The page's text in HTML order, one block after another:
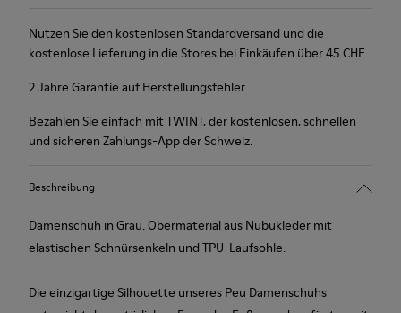
Nutzen Sie den kostenlosen Standardversand und die
kostenlose Lieferung in die Stores bei Einkäufen über 45 CHF
2 Jahre Garantie auf Herstellungsfehler.
Bezahlen Sie einfach mit TWINT, der kostenlosen, schnellen
und sicheren Zahlungs-App der Schweiz.
Beschreibung
Damenschuh in Grau. Obermaterial aus Nubukleder mit
elastischen Schnürsenkeln und TPU-Laufsohle.
Die einzigartige Silhouette unseres Peu Damenschuhs